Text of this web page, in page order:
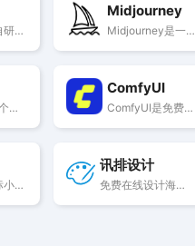
快手AI团队自研的视频生成大模型。生成的视频分辨率高达1080p，时长最高可达2分钟（帧率30fps），且支持自由的宽高比。 [1]
Midjourney
Midjourney是一款2022年3月面世的AI绘画工具，创始人是David Holz。 [2] [7] 只要输入想到的文字，就能通过人工智能产出相对应的图片，耗时只有大约一分钟。推出beta版后，这款搭载在Discord社区上的工具迅速成为讨论焦点。 [1] 2024年8月29日，AI绘画工具Midjourney在社交平台X宣布，公司正式涉足硬件领域，并为位于旧金山的新团队发布人才招募信息。
腾讯ARC是一个免费的AI实验项目,提供人像修复、人像抠图和动漫增强三项功能。
ComfyUI
ComfyUI是免费、开源的，受到艺术家、开发者和梦想家的社区影响。我们相信赋予每个人对其创意工具的完全控制权。打造视觉和音频媒体的下一个前沿。
AI设计师是标小智旗下的AI在线设计平台，面向个人创业者、小商家、自媒体等群体, 提供AI抠图、企业VI生成、AI商品图生成、头像制作、AI海报设计等各种场景设计工具，一站式AI创意设计平台，让每个人都能享受好创意、好设计和好工具！
讯排设计
免费在线设计海报、图片编辑器，小红书、PDF、日签、邀请函、电商产品图、视频/公众号封面等，AI智能设计，AI抠图，批量设计，轻松搞定设计